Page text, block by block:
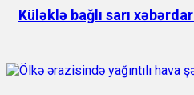
Küləklə bağlı sarı